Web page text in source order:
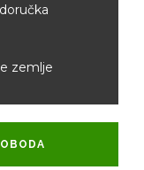
zemlje